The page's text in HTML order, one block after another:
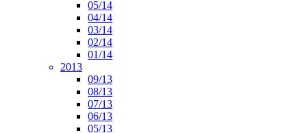
05/14
04/14
03/14
02/14
01/14
2013
09/13
08/13
07/13
06/13
05/13